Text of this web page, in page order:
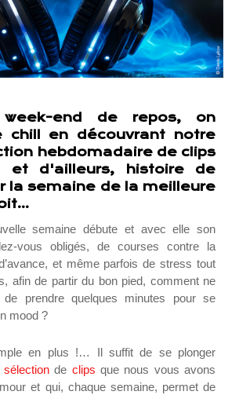
end de repos, on
chill en découvrant notre
hebdomadaire de clips
et d'ailleurs, histoire de
la semaine de la meilleure
semaine débute et avec elle son
vous obligés, de courses contre la
et même parfois de stress tout
afin de partir du bon pied, comment ne
prendre quelques minutes pour se
mood ?
en plus !… Il suffit de se plonger
sélectionde clips que nous vous avons
et qui, chaque semaine, permet de